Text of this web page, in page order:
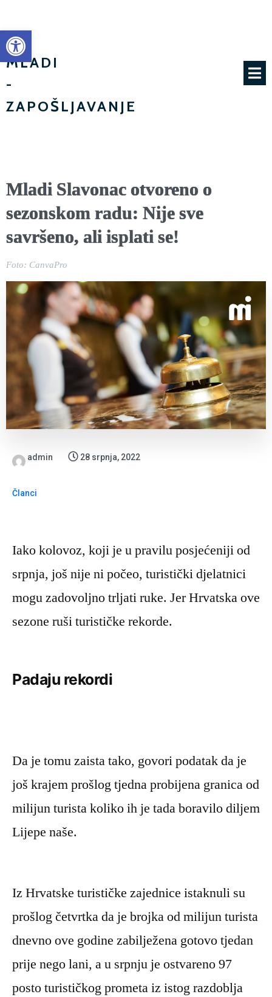
Open toolbar
MI
MLADI
-
ZAPOŠLJAVANJE
Mladi Slavonac otvoreno o
sezonskom radu: Nije sve
savršeno, ali isplati se!
Foto: CanvaPro
admin 28 srpnja, 2022
Članci
Iako kolovoz, koji je u pravilu posjećeniji od
srpnja, još nije ni počeo, turistički djelatnici
mogu zadovoljno trljati ruke. Jer Hrvatska ove
sezone ruši turističke rekorde.
Padaju rekordi
Da je tomu zaista tako, govori podatak da je
još krajem prošlog tjedna probijena granica od
milijun turista koliko ih je tada boravilo diljem
Lijepe naše.
Iz Hrvatske turističke zajednice istaknuli su
prošlog četvrtka da je brojka od milijun turista
dnevno ove godine zabilježena gotovo tjedan
prije nego lani, a u srpnju je ostvareno 97
posto turističkog prometa iz istog razdoblja